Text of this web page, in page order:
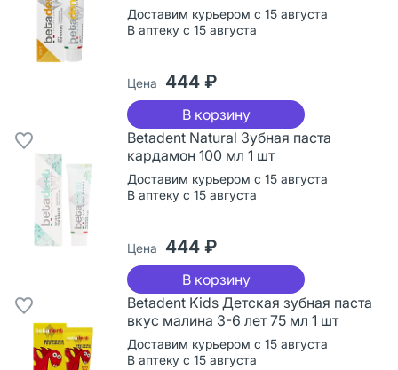
Доставим курьером с 15 августа
В аптеку с 15 августа
Цена 444 ₽
В корзину
Betadent Natural Зубная паста
кардамон 100 мл 1 шт
Доставим курьером с 15 августа
В аптеку с 15 августа
Цена 444 ₽
В корзину
Betadent Kids Детская зубная паста
вкус малина 3-6 лет 75 мл 1 шт
Доставим курьером с 15 августа
В аптеку с 15 августа